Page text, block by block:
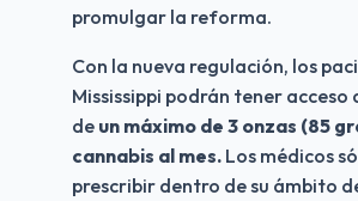
promulgar la reforma.
Con la nueva regulación, los
Mississippi podrán tener acceso
de un máximo de 3 onzas (85
cannabis al mes. Los médicos
prescribir dentro de su ámbito